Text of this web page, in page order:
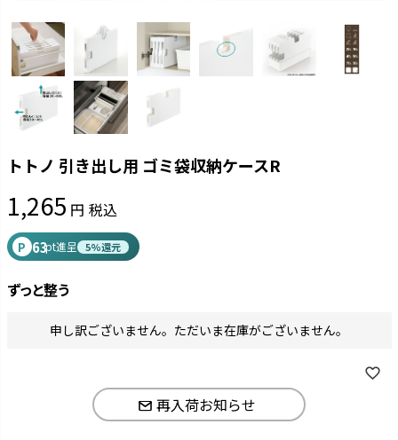
トトノ 引き出し用 ゴミ袋収納ケースR
1,265 税込
P 63pt進呈 5%還元
ずっと整う
申し訳ございません。ただいま在庫がございません。
再入荷お知らせ